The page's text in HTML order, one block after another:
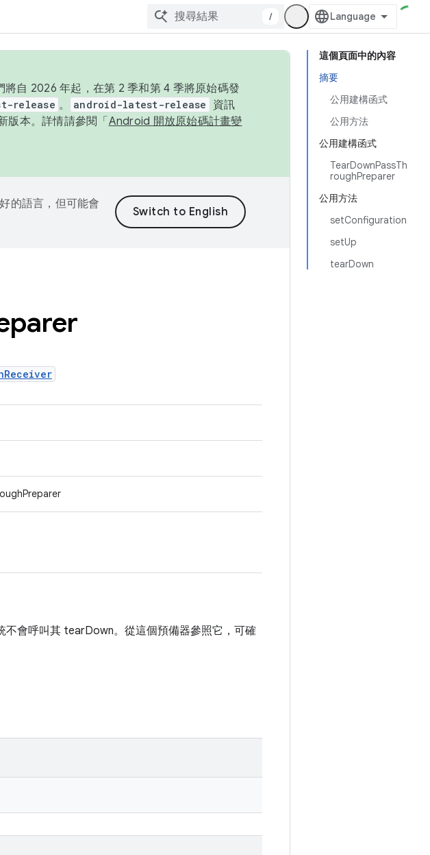
/
這個頁面中的內容
摘要
公用建構函式
公用方法
公用建構函式
TearDownPassTh
roughPreparer
公用方法
setConfiguration
setUp
tearDown
自 2026 年起，在第 2 季和第 4 季將原始碼發
release 。 android-latest-release
資訊
本。詳情請參閱「 Android 開放原始碼計畫變
的語言，但可能會
不會呼叫其 tearDown。從這個預備器參照它，可確